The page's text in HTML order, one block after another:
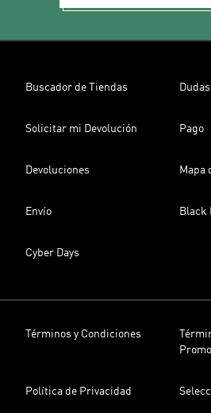
Buscador de Tiendas
Solicitar mi Devolución Pago
Devoluciones Mapa
Envío Black
Cyber Days
Términos y Condiciones
Política de Privacidad